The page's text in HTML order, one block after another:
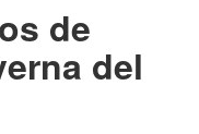
de
del